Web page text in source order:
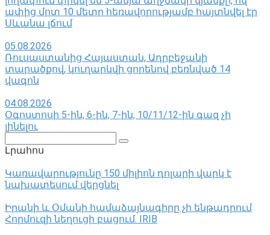
ափից մոտ 10 մետր հեռավորությամբ հայտնվել էր
Սևանա լճում
05.08.2026
Ռուսաստանից Հայաստան, Ադրբեջանի
տարածքով, կուղարկվի ցորենով բեռնված 14
վագոն
04.08.2026
Օգոստոսի 5-ին, 6-ին, 7-ին, 10/11/12-ին գազ չի
լինելու
Լրահոս
Կառավարությունը 150 միլիոն դոլարի վարկ է
նախատեսում վերցնել
Իրանի և Օմանի համաձայնագիրը չի ենթադրում
Հորմուզի նեղուցի բացում. IRIB